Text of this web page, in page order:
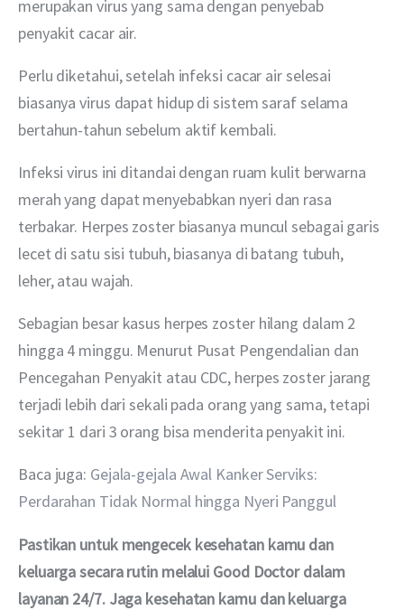
merupakan virus yang sama dengan penyebab
penyakit cacar air.
Perlu diketahui, setelah infeksi cacar air selesai
biasanya virus dapat hidup di sistem saraf selama
bertahun-tahun sebelum aktif kembali.
Infeksi virus ini ditandai dengan ruam kulit berwarna
merah yang dapat menyebabkan nyeri dan rasa
terbakar. Herpes zoster biasanya muncul sebagai garis
lecet di satu sisi tubuh, biasanya di batang tubuh,
leher, atau wajah.
Sebagian besar kasus herpes zoster hilang dalam 2
hingga 4 minggu. Menurut Pusat Pengendalian dan
Pencegahan Penyakit atau CDC, herpes zoster jarang
terjadi lebih dari sekali pada orang yang sama, tetapi
sekitar 1 dari 3 orang bisa menderita penyakit ini.
Baca juga: Gejala-gejala Awal Kanker Serviks:
Perdarahan Tidak Normal hingga Nyeri Panggul
Pastikan untuk mengecek kesehatan kamu dan
keluarga secara rutin melalui Good Doctor dalam
layanan 24/7. Jaga kesehatan kamu dan keluarga